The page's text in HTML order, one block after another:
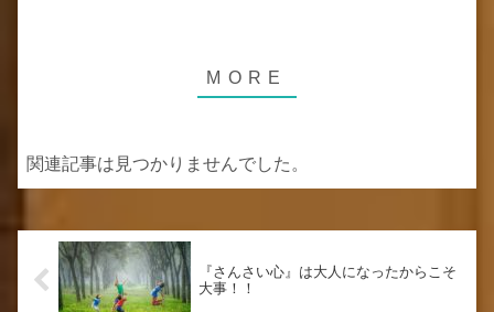
関連記事は見つかりませんでした。
『さんさい心』は大人になったからこそ
大事！！